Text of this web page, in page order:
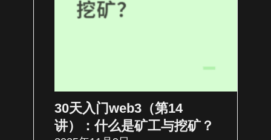
30天入门web3（第14
讲）：什么是矿工与挖矿？